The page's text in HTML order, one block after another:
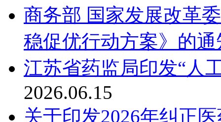
商务部 国家发展改革
稳促优行动方案》的通
江苏省药监局印发“人
2026.06.15
关于印发2026年纠正